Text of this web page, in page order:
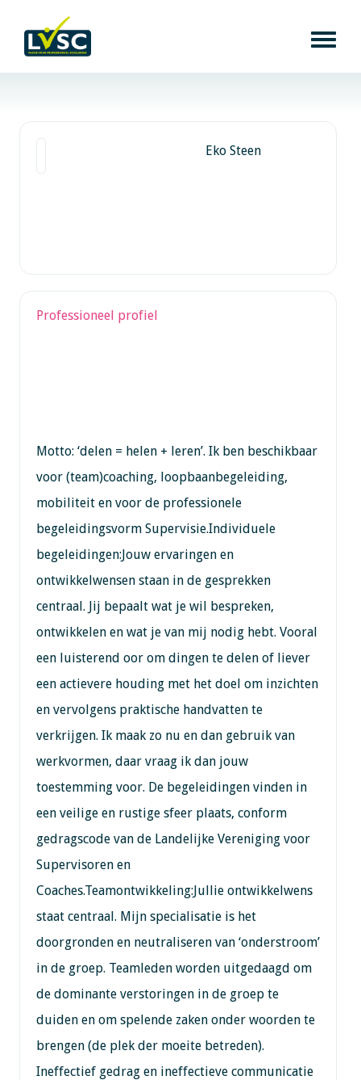
Eko Steen
Professioneel profiel
Motto: ‘delen = helen + leren’. Ik ben beschikbaar
voor (team)coaching, loopbaanbegeleiding,
mobiliteit en voor de professionele
begeleidingsvorm Supervisie.Individuele
begeleidingen:Jouw ervaringen en
ontwikkelwensen staan in de gesprekken
centraal. Jij bepaalt wat je wil bespreken,
ontwikkelen en wat je van mij nodig hebt. Vooral
een luisterend oor om dingen te delen of liever
een actievere houding met het doel om inzichten
en vervolgens praktische handvatten te
verkrijgen. Ik maak zo nu en dan gebruik van
werkvormen, daar vraag ik dan jouw
toestemming voor. De begeleidingen vinden in
een veilige en rustige sfeer plaats, conform
gedragscode van de Landelijke Vereniging voor
Supervisoren en
Coaches.Teamontwikkeling:Jullie ontwikkelwens
staat centraal. Mijn specialisatie is het
doorgronden en neutraliseren van ‘onderstroom’
in de groep. Teamleden worden uitgedaagd om
de dominante verstoringen in de groep te
duiden en om spelende zaken onder woorden te
brengen (de plek der moeite betreden).
Ineffectief gedrag en ineffectieve communicatie